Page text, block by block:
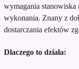
wymagania stanowiska
wykonania. Znany z
dostarczania efektów
Dlaczego to działa: